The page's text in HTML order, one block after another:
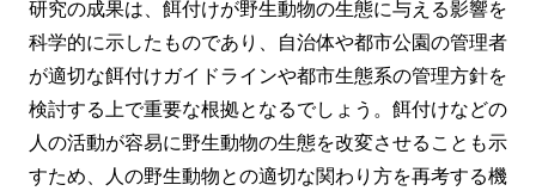
研究の成果は、餌付けが野生動物の生態に与える影響を
科学的に示したものであり、自治体や都市公園の管理者
が適切な餌付けガイドラインや都市生態系の管理方針を
検討する上で重要な根拠となるでしょう。餌付けなどの
人の活動が容易に野生動物の生態を改変させることも示
すため、人の野生動物との適切な関わり方を再考する機